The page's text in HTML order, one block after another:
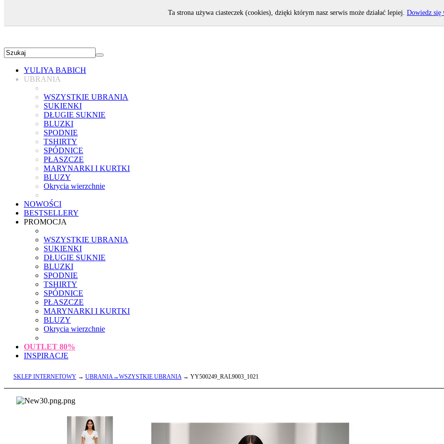
YULIYA BABICH
UBRANIA
WSZYSTKIE UBRANIA
SUKIENKI
DŁUGIE SUKNIE
BLUZKI
SPODNIE
TSHIRTY
SPÓDNICE
PŁASZCZE
MARYNARKI I KURTKI
BLUZY
Okrycia wierzchnie
NOWOŚCI
BESTSELLERY
PROMOCJA
WSZYSTKIE UBRANIA
SUKIENKI
DŁUGIE SUKNIE
BLUZKI
SPODNIE
TSHIRTY
SPÓDNICE
PŁASZCZE
MARYNARKI I KURTKI
BLUZY
Okrycia wierzchnie
OUTLET 80%
INSPIRACJE
SKLEP INTERNETOWY → UBRANIA→WSZYSTKIE UBRANIA→ YY500249_RAL9003_1021
Ta strona używa ciasteczek (cookies), dzięki którym nasz serwis może działać lepiej. Dowiedz się